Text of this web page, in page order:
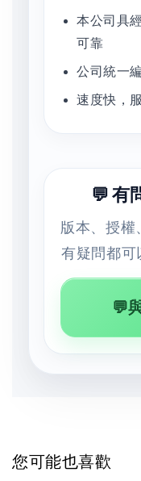
本公司具
可靠
公司統一
速度快，
💬 有
版本、授權
有疑問都可
💬
您可能也喜歡